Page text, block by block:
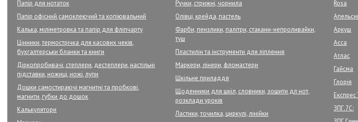
Папір для нотаток
Папір офісний,самоклеючий та копіювальний
Калька, міліметровка та папір для фліпчарту
Цінники, термострічка для касових чеків,
бухгалтерськи бланки та книги
Діркопробивачі, степлери, дестеплери, настільні
підставки, ножиці, ножі, лупи
Дошки самостираючі магнитні та пробкові,
магнити, губки до дошок
Калькулятори
Ручки, стрижні, чорнила
Олівці, крейда, пастель
Фарби, пензлики, палітри, стакани-непроливайки,
туш
Пластилін та інструменти для ліплення
Маркери, лінери, фломастери
Шкільне приладдя
Щоденники для шкіл, словники, зошити дл нот,
розклади уроків
Ластики, точилка, циркулі, лінійки
Rosa
Аркуш
Асса
Атлас
Гайсма
Глорія
Експрес
ЗПГ.7С: